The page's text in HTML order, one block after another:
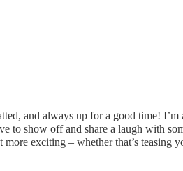
and always up for a good time!
to show off and share a laugh with
exciting – whether that’s teasing